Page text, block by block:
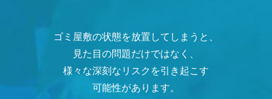
ゴミ屋敷の状態を放置してしまうと、
見た目の問題だけではなく、
様々な深刻なリスクを引き起こす
可能性があります。